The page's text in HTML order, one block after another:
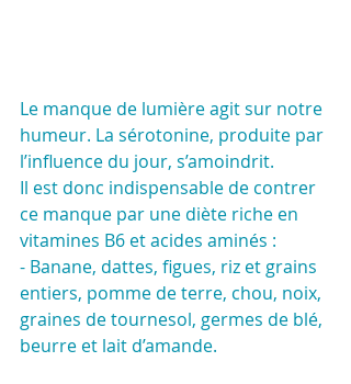
Le manque de lumière agit sur notre
humeur. La sérotonine, produite par
l’influence du jour, s’amoindrit.
Il est donc indispensable de contrer
ce manque par une diète riche en
vitamines B6 et acides aminés :
- Banane, dattes, figues, riz et grains
entiers, pomme de terre, chou, noix,
graines de tournesol, germes de blé,
beurre et lait d’amande.